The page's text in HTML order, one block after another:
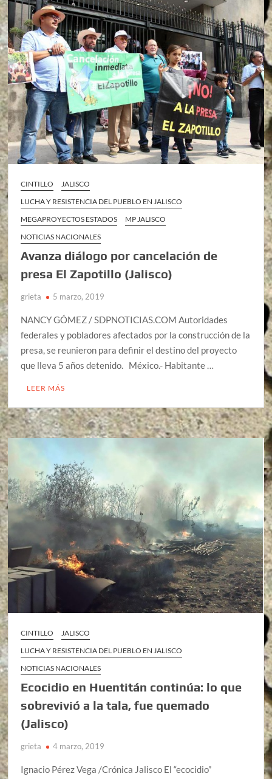
CINTILLO
JALISCO
LUCHA Y RESISTENCIA DEL PUEBLO EN JALISCO
MEGAPROYECTOS ESTADOS
MP JALISCO
NOTICIAS NACIONALES
Avanza diálogo por cancelación de
presa El Zapotillo (Jalisco)
grieta 5 marzo, 2019
NANCY GÓMEZ / SDPNOTICIAS.COM Autoridades
federales y pobladores afectados por la construcción de la
presa, se reunieron para definir el destino del proyecto
que lleva 5 años detenido. México.- Habitante …
LEER MÁS
CINTILLO
JALISCO
LUCHA Y RESISTENCIA DEL PUEBLO EN JALISCO
NOTICIAS NACIONALES
Ecocidio en Huentitán continúa: lo que
sobrevivió a la tala, fue quemado
(Jalisco)
grieta 4 marzo, 2019
Ignacio Pérez Vega /Crónica Jalisco El “ecocidio”